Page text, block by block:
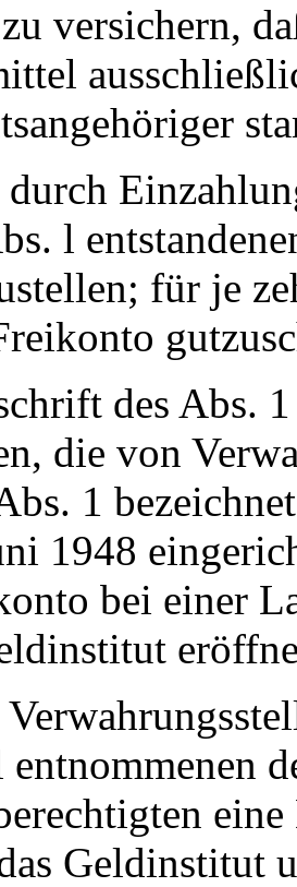
versichern,
l
für je
des Abs.
die von
1
1948
bei einer
entnommenen
Geldinstitut